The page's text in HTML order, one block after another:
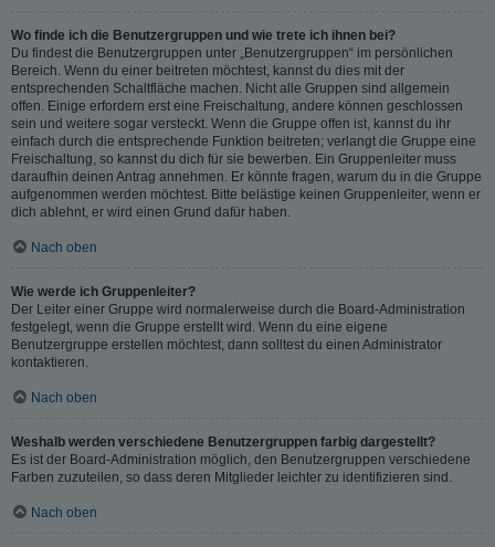
Wo finde ich die Benutzergruppen und wie trete ich ihnen bei?
Du findest die Benutzergruppen unter „Benutzergruppen“ im persönlichen
Bereich. Wenn du einer beitreten möchtest, kannst du dies mit der
entsprechenden Schaltfläche machen. Nicht alle Gruppen sind allgemein
offen. Einige erfordern erst eine Freischaltung, andere können geschlossen
sein und weitere sogar versteckt. Wenn die Gruppe offen ist, kannst du ihr
einfach durch die entsprechende Funktion beitreten; verlangt die Gruppe eine
Freischaltung, so kannst du dich für sie bewerben. Ein Gruppenleiter muss
daraufhin deinen Antrag annehmen. Er könnte fragen, warum du in die Gruppe
aufgenommen werden möchtest. Bitte belästige keinen Gruppenleiter, wenn er
dich ablehnt, er wird einen Grund dafür haben.
Nach oben
Wie werde ich Gruppenleiter?
Der Leiter einer Gruppe wird normalerweise durch die Board-Administration
festgelegt, wenn die Gruppe erstellt wird. Wenn du eine eigene
Benutzergruppe erstellen möchtest, dann solltest du einen Administrator
kontaktieren.
Nach oben
Weshalb werden verschiedene Benutzergruppen farbig dargestellt?
Es ist der Board-Administration möglich, den Benutzergruppen verschiedene
Farben zuzuteilen, so dass deren Mitglieder leichter zu identifizieren sind.
Nach oben